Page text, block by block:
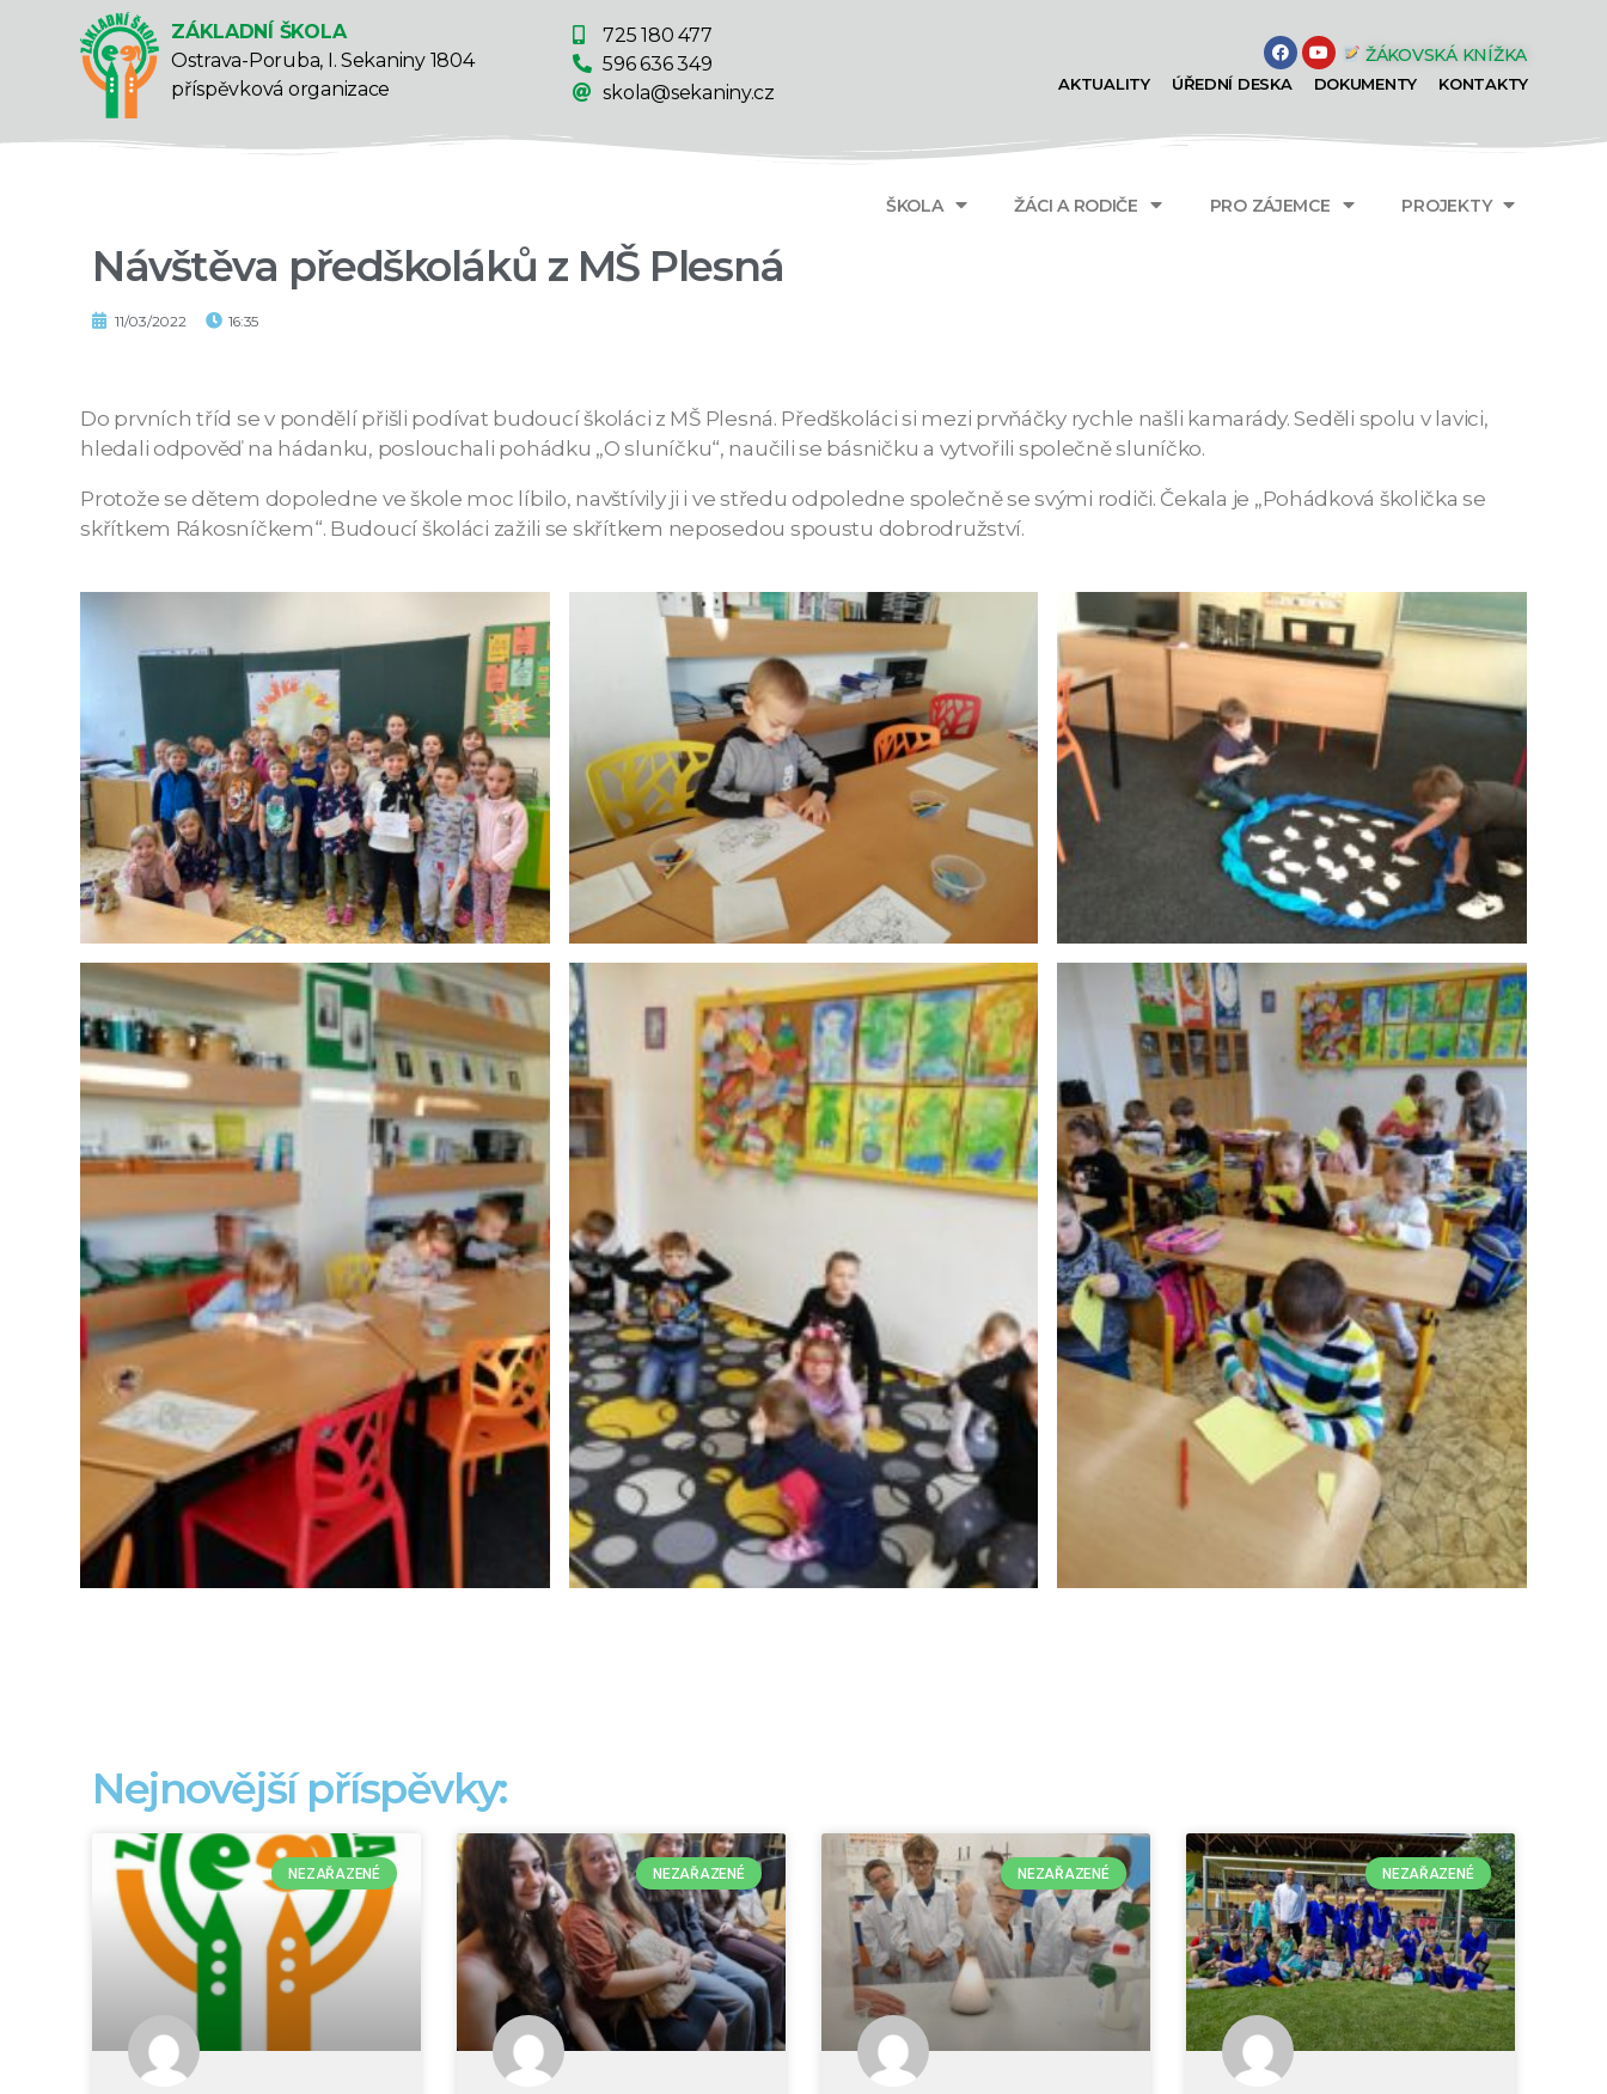
ZÁKLADNÍ ŠKOLA
Ostrava-Poruba, I. Sekaniny 1804
příspěvková organizace
725 180 477
596 636 349
skola@sekaniny.cz
ŽÁKOVSKÁ KNÍŽKA
AKTUALITY ÚŘEDNÍ DESKA DOKUMENTY KONTAKTY
ŠKOLA ŽÁCI A RODIČE PRO ZÁJEMCE PROJEKTY
Návštěva předškoláků z MŠ Plesná
11/03/2022 16:35
Do prvních tříd se v pondělí přišli podívat budoucí školáci z MŠ Plesná. Předškoláci si mezi prvňáčky rychle našli kamarády. Seděli spolu v lavici,
hledali odpověď na hádanku, poslouchali pohádku „O sluníčku“, naučili se básničku a vytvořili společně sluníčko.
Protože se dětem dopoledne ve škole moc líbilo, navštívily ji i ve středu odpoledne společně se svými rodiči. Čekala je „Pohádková školička se
skřítkem Rákosníčkem“. Budoucí školáci zažili se skřítkem neposedou spoustu dobrodružství.
Nejnovější příspěvky:
NEZAŘAZENÉ NEZAŘAZENÉ NEZAŘAZENÉ NEZAŘAZENÉ